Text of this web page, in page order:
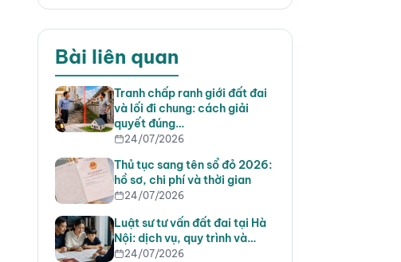
Bài liên quan
Tranh chấp ranh giới đất đai
và lối đi chung: cách giải
quyết đúng…
24/07/2026
Thủ tục sang tên sổ đỏ 2026:
hồ sơ, chi phí và thời gian
24/07/2026
Luật sư tư vấn đất đai tại Hà
Nội: dịch vụ, quy trình và…
24/07/2026